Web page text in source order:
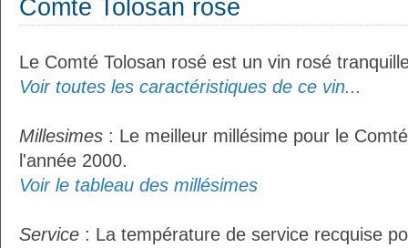
Comté Tolosan rosé
Le Comté Tolosan rosé est un vin rosé
Voir toutes les caractéristiques de ce vin...
Millesimes : Le meilleur millésime pour le
l'année 2000.
Voir le tableau des millésimes
Service : La température de service recquise